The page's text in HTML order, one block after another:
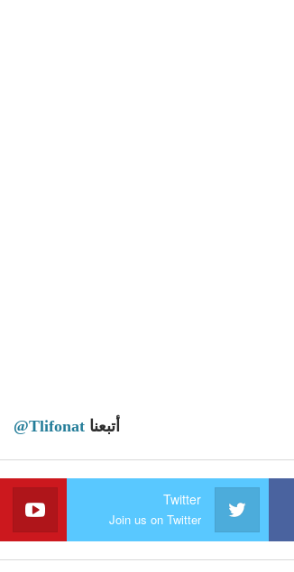
أتبعنا @Tlifonat
Twitter
Join us on Twitter